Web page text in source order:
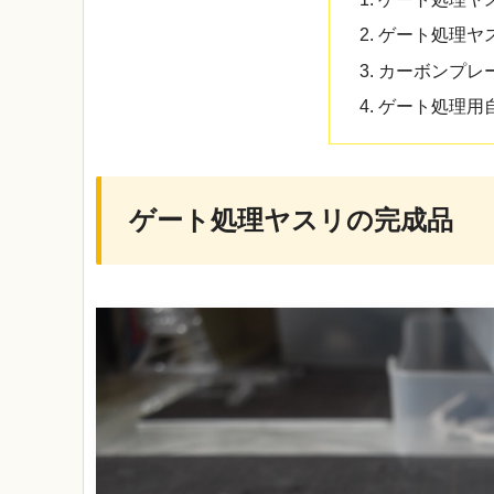
ゲート処理ヤ
カーボンプレ
ゲート処理用
ゲート処理ヤスリの完成品